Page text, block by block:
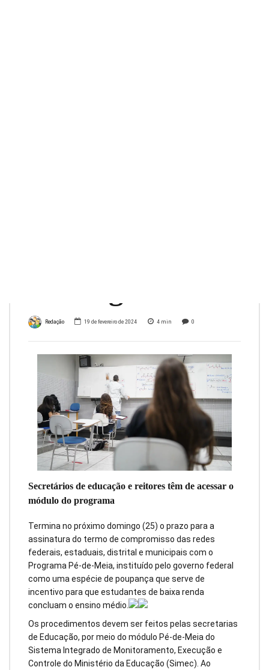
Redação 19 de fevereiro de 2024 4 min 0
Secretários de educação e reitores têm de acessar o
módulo do programa
Termina no próximo domingo (25) o prazo para a
assinatura do termo de compromisso das redes
federais, estaduais, distrital e municipais com o
Programa Pé-de-Meia, instituído pelo governo federal
como uma espécie de poupança que serve de
incentivo para que estudantes de baixa renda
concluam o ensino médio.
Os procedimentos devem ser feitos pelas secretarias
de Educação, por meio do módulo Pé-de-Meia do
Sistema Integrado de Monitoramento, Execução e
Controle do Ministério da Educação (Simec). Ao